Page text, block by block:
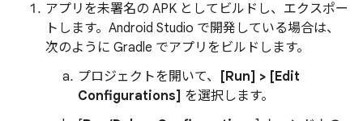
アプリを未署名の APK としてビルドし、エクスポー
トします。Android Studio で開発している場合は、
次のように Gradle でアプリをビルドします。
プロジェクトを開いて、
[Run] > [Edit
Configurations] を選択します。